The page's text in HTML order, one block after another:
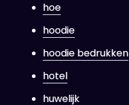
hoe
hoodie
hoodie bedrukken
hotel
huwelijk